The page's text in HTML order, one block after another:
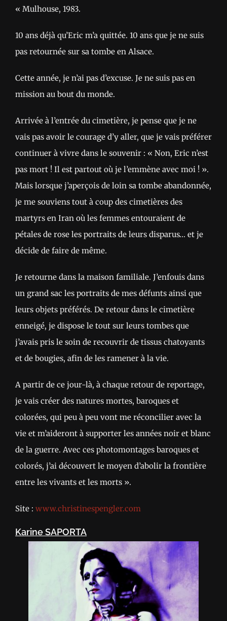
« Mulhouse, 1983.
10 ans déjà qu’Eric m’a quittée. 10 ans que je ne suis
pas retournée sur sa tombe en Alsace.
Cette année, je n’ai pas d’excuse. Je ne suis pas en
mission au bout du monde.
Arrivée à l’entrée du cimetière, je pense que je ne
vais pas avoir le courage d’y aller, que je vais préférer
continuer à vivre dans le souvenir : « Non, Eric n’est
pas mort ! Il est partout où je l’emmène avec moi ! ».
Mais lorsque j’aperçois de loin sa tombe abandonnée,
je me souviens tout à coup des cimetières des
martyrs en Iran où les femmes entouraient de
pétales de rose les portraits de leurs disparus… et je
décide de faire de même.
Je retourne dans la maison familiale. J’enfouis dans
un grand sac les portraits de mes défunts ainsi que
leurs objets préférés. De retour dans le cimetière
enneigé, je dispose le tout sur leurs tombes que
j’avais pris le soin de recouvrir de tissus chatoyants
et de bougies, afin de les ramener à la vie.
A partir de ce jour-là, à chaque retour de reportage,
je vais créer des natures mortes, baroques et
colorées, qui peu à peu vont me réconcilier avec la
vie et m’aideront à supporter les années noir et blanc
de la guerre. Avec ces photomontages baroques et
colorés, j’ai découvert le moyen d’abolir la frontière
entre les vivants et les morts ».
Site : www.christinespengler.com
Karine SAPORTA